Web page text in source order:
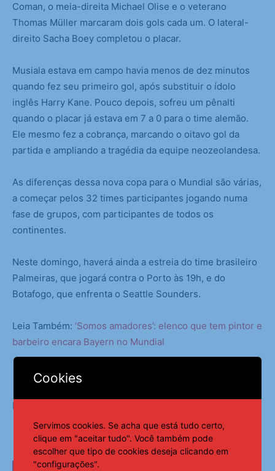
Coman, o meia-direita Michael Olise e o veterano
Thomas Müller marcaram dois gols cada um. O lateral-
direito Sacha Boey completou o placar.
Musiala estava em campo havia menos de dez minutos
quando fez seu primeiro gol, após substituir o ídolo
inglês Harry Kane. Pouco depois, sofreu um pênalti
quando o placar já estava em 7 a 0 para o time alemão.
Ele mesmo fez a cobrança, marcando o oitavo gol da
partida e ampliando a tragédia da equipe neozeolandesa.
As diferenças dessa nova copa para o Mundial são várias,
a começar pelos 32 times participantes jogando numa
fase de grupos, com participantes de todos os
continentes.
Neste domingo, haverá ainda a estreia do time brasileiro
Palmeiras, que jogará contra o Porto às 19h, e do
Botafogo, que enfrenta o Seattle Sounders.
Leia Também: ‘Somos amadores’: elenco que tem pintor e
barbeiro encara Bayern no Mundial
Fonte:
Cookies
Servimos cookies. Se acha que está tudo certo,
clique em "aceitar tudo". Você também pode
escolher que tipo de cookies deseja clicando em
"configurações".